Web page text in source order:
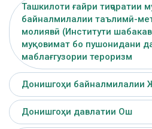
Ташкилоти ғайри тиҷоратии
байналмилалии таълимӣ-
молиявӣ (Институти
муқовимат бо пушонидани
маблағгузории тероризм
Донишгоҳи байналмилалии
Донишгоҳи давлатии Ош